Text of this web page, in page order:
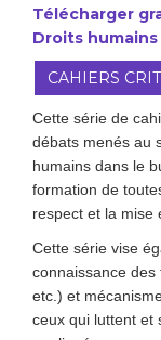
Télécharger
Droits humains
CAHIERS
Cette série de
débats menés au
humains dans le
formation de
respect et la mise
Cette série vise
connaissance des
etc.) et
ceux qui luttent et